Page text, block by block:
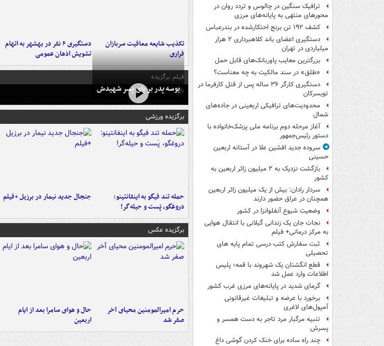
ترافیک سنگین در چالوس و تردد روان در
محورهای منتهی به پایانه‌های مرزی
کشف ۱۹۲ تن برنج احتکارشده در بندرعباس
دستگیری اعضای باند کلاهبرداری ۲ هزار
میلیاردی در تهران
بزرگترین معایب پاوربانک‌های قابل حمل
«طلق» در سند مالکیت به چه معناست؟
دستگیری کارگر ۳۶ ساله پس از قتل کارفرما در
تویسرکان
محدودیت‌های ترافیکی اربعینی در جاده‌های
شمال‌
آغاز مرحله دوم برنامه ملی پزشک‌خانواده با
دستور رئیس‌جمهور
سروده جدید افشین علا در آستانه اربعین
حسینی
بازگشت نزدیک به ۲ میلیون زائر اربعین به
کشور
سردار رادان: بیش از یک میلیون زائر اربعین
همچنان در عراق حضور دارند
وضعیت شیوع آنفلوانزا در کشور
نجات جان یک زندانی گیلانی با انتقال هوایی
به مرکز درمانی+ فیلم
ثبت سفارش کتب درسی تمام پایه های
تحصیلی
قطع انگشتان یک شهروند با قمه؛ پلیس
اطلاعات وارد عمل شد
گرمای شدید در پایانه‌های مرزی غرب کشور
برخورد با عرضه و تبلیغات غیرقانونی
آمپول‌های لاغری
تنبیه مرگبار مرد تاجر به دست همسر و
پسرش
چند راه‌ ساده برای خنک کردن گوشی داغ
تکذیب شایعه معافیت سربازان
فراری
دستگیری ۶ نفر در بهشهر به اتهام
تشویش اذهان عمومی
فیلم برگزیده
بوسه‌ پدر بر پای پسر شهیدش
برگزیده ورزشی
حمله تند فیگو به اینفانتینو:
دروغگو، پَست‌ و حیله‌گر!
جنجال جدید نیمار در برزیل +فیلم
برگزیده عکس
حرم امیرالمومنین محیای آخر
صفر شد
حال و هوای سامرا بعد از ایام
اربعین